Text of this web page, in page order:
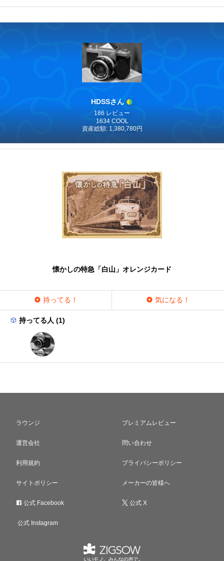
HDSSさん
186 レビュー
1634 COOL
資産総額: 1,380,780円
懐かしの特急「白山」オレンジカード
持ってる！ 気になる！
持ってる人 (1)
ラウンジ プレミアムレビュー
運営会社 問い合わせ
利用規約 プライバシーポリシー
サイトポリシー メーカーの皆様へ
公式 Facebook 公式 X
公式 Instagram